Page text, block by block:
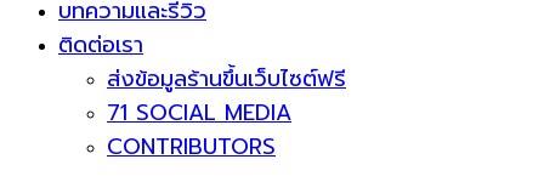
บทความและรีวิว
ติดต่อเรา
ส่งข้อมูลร้านขึ้นเว็บไซต์ฟรี
71 SOCIAL MEDIA
CONTRIBUTORS